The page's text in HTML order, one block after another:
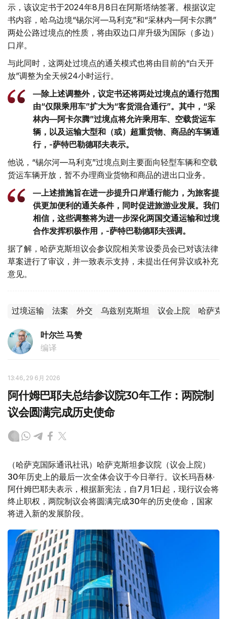
示，该议定书于2024年8月8日在阿斯塔纳签署。根据议定
书内容，哈乌边境“锡尔河—马利克”和“采林内—阿卡尔腾”
两处公路过境点的性质，将由双边口岸升级为国际（多边）
口岸。
与此同时，这两处过境点的通关模式也将由目前的“白天开
放”调整为全天候24小时运行。
—除上述调整外，议定书还将两处过境点的通行范围
由“仅限乘用车”扩大为“客货混合通行”。其中，“采
林内—阿卡尔腾”过境点将允许乘用车、空载货运车
辆，以及运输大型和（或）超重货物、商品的车辆通
行，-萨特巴勒德耶夫表示。
他说，“锡尔河—马利克”过境点则主要面向轻型车辆和空载
货运车辆开放，暂不办理商业货物和商品的进出口业务。
—上述措施旨在进一步提升口岸通行能力，为旅客提
供更加便利的通关条件，同时促进旅游业发展。我们
相信，这些调整将为进一步深化两国交通运输和过境
合作发挥积极作用，-萨特巴勒德耶夫强调。
据了解，哈萨克斯坦议会参议院相关常设委员会已对该法律
草案进行了审议，并一致表示支持，未提出任何异议或补充
意见。
过境运输 法案 外交 乌兹别克斯坦 议会上院 哈萨克
叶尔兰 马赞
编译
13:46, 29 6月 2026
阿什姆巴耶夫总结参议院30年工作：两院制
议会圆满完成历史使命
（哈萨克国际通讯社讯）哈萨克斯坦参议院（议会上院）
30年历史上的最后一次全体会议于今日举行。议长玛吾林·
阿什姆巴耶夫表示，根据新宪法，自7月1日起，现行议会将
终止职权，两院制议会将圆满完成30年的历史使命，国家
将进入新的发展阶段。